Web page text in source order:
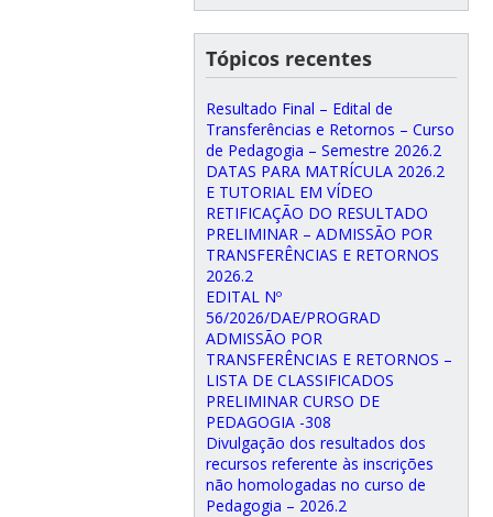
Tópicos recentes
Resultado Final – Edital de
Transferências e Retornos – Curso
de Pedagogia – Semestre 2026.2
DATAS PARA MATRÍCULA 2026.2
E TUTORIAL EM VÍDEO
RETIFICAÇÃO DO RESULTADO
PRELIMINAR – ADMISSÃO POR
TRANSFERÊNCIAS E RETORNOS
2026.2
EDITAL Nº
56/2026/DAE/PROGRAD
ADMISSÃO POR
TRANSFERÊNCIAS E RETORNOS –
LISTA DE CLASSIFICADOS
PRELIMINAR CURSO DE
PEDAGOGIA -308
Divulgação dos resultados dos
recursos referente às inscrições
não homologadas no curso de
Pedagogia – 2026.2